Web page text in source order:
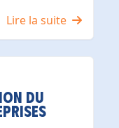
Lire la suite
du